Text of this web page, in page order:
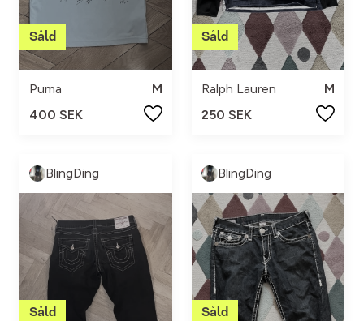
Puma
M
400 SEK
Ralph Lauren
M
250 SEK
BlingDing BlingDing